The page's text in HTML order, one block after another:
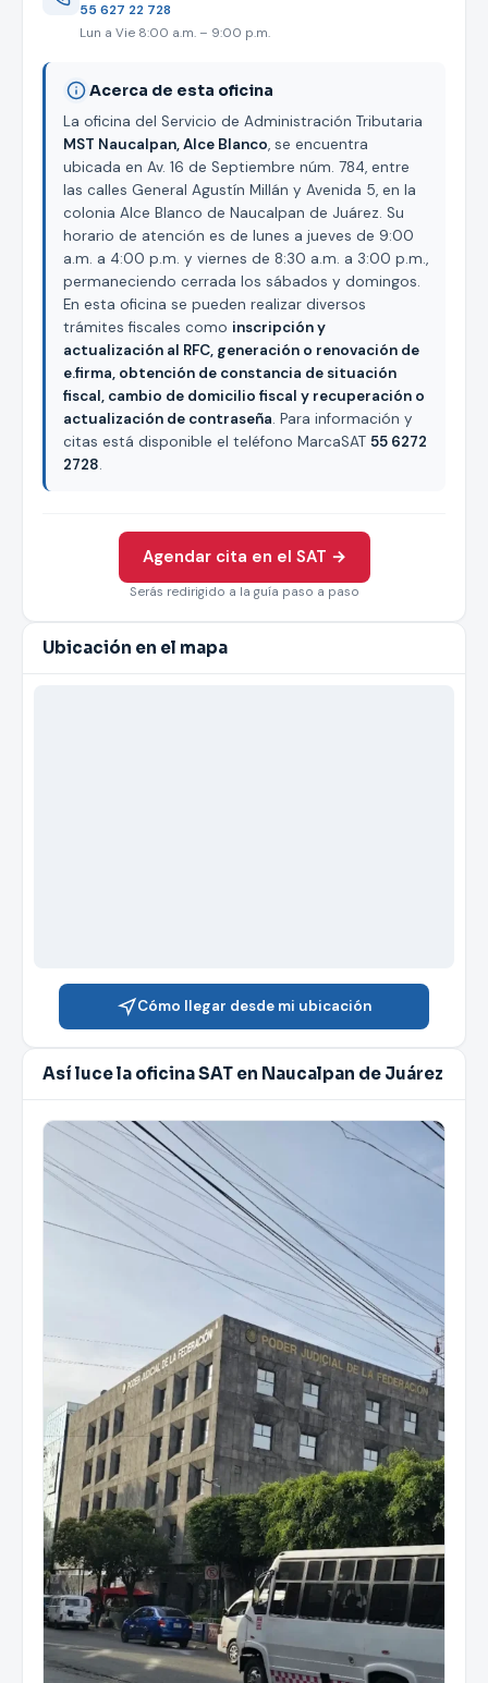
55 627 22 728
Lun a Vie 8:00 a.m. – 9:00 p.m.
Acerca de esta oficina
La oficina del Servicio de Administración Tributaria
MST Naucalpan, Alce Blanco, se encuentra
ubicada en Av. 16 de Septiembre núm. 784, entre
las calles General Agustín Millán y Avenida 5, en la
colonia Alce Blanco de Naucalpan de Juárez. Su
horario de atención es de lunes a jueves de 9:00
a.m. a 4:00 p.m. y viernes de 8:30 a.m. a 3:00 p.m.,
permaneciendo cerrada los sábados y domingos.
En esta oficina se pueden realizar diversos
trámites fiscales como inscripción y
actualización al RFC, generación o renovación de
e.firma, obtención de constancia de situación
fiscal, cambio de domicilio fiscal y recuperación o
actualización de contraseña. Para información y
citas está disponible el teléfono MarcaSAT 55 6272
2728.
Agendar cita en el SAT →
Serás redirigido a la guía paso a paso
Ubicación en el mapa
Cómo llegar desde mi ubicación
Así luce la oficina SAT en Naucalpan de Juárez